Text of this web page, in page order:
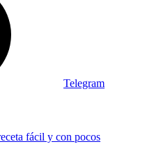
Telegram
fácil y con pocos